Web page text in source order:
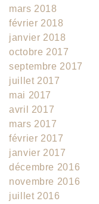
mars 2018
février 2018
janvier 2018
octobre 2017
septembre 2017
juillet 2017
mai 2017
avril 2017
mars 2017
février 2017
janvier 2017
décembre 2016
novembre 2016
juillet 2016